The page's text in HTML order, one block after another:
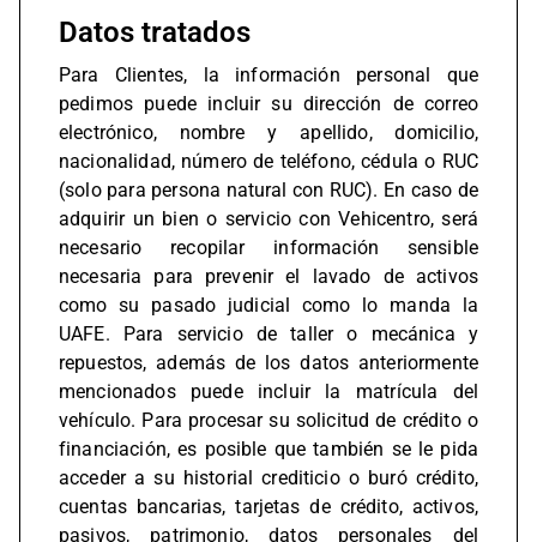
Datos tratados
Para Clientes, la información personal que
pedimos puede incluir su dirección de correo
electrónico, nombre y apellido, domicilio,
nacionalidad, número de teléfono, cédula o RUC
(solo para persona natural con RUC). En caso de
adquirir un bien o servicio con Vehicentro, será
necesario recopilar información sensible
necesaria para prevenir el lavado de activos
como su pasado judicial como lo manda la
UAFE. Para servicio de taller o mecánica y
repuestos, además de los datos anteriormente
mencionados puede incluir la matrícula del
vehículo. Para procesar su solicitud de crédito o
financiación, es posible que también se le pida
acceder a su historial crediticio o buró crédito,
cuentas bancarias, tarjetas de crédito, activos,
pasivos, patrimonio, datos personales del